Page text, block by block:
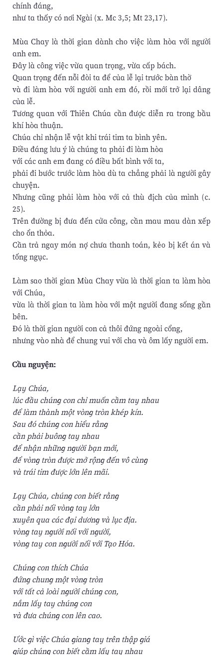
chính đáng,
như ta thấy có nơi Ngài (x. Mc 3,5; Mt 23,17).
Mùa Chay là thời gian dành cho việc làm hòa với người
anh em.
Đây là công việc vừa quan trọng, vừa cấp bách.
Quan trọng đến nỗi đòi ta để của lễ lại trước bàn thờ
và đi làm hòa với người anh em đó, rồi mới trở lại dâng
của lễ.
Tương quan với Thiên Chúa cần được diễn ra trong bầu
khí hòa thuận.
Chúa chỉ nhận lễ vật khi trái tim ta bình yên.
Điều đáng lưu ý là chúng ta phải đi làm hòa
với các anh em đang có điều bất bình với ta,
phải đi bước trước làm hòa dù ta chẳng phải là người gây
chuyện.
Nhưng cũng phải làm hòa với cả thù địch của mình (c.
25).
Trên đường bị đưa đến cửa công, cần mau mau dàn xếp
cho ổn thỏa.
Cần trả ngay món nợ chưa thanh toán, kẻo bị kết án và
tống ngục.
Làm sao thời gian Mùa Chay vừa là thời gian ta làm hòa
với Chúa,
vừa là thời gian ta làm hòa với một người đang sống gần
bên.
Đó là thời gian người con cả thôi đứng ngoài cổng,
nhưng vào nhà để chung vui với cha và ôm lấy người em.
Cầu nguyện:
Lạy Chúa,
lúc đầu chúng con chỉ muốn cầm tay nhau
để làm thành một vòng tròn khép kín.
Sau đó chúng con hiểu rằng
cần phải buông tay nhau
để nhận những người bạn mới,
để vòng tròn được mở rộng đến vô cùng
và trái tim được lớn lên mãi.
Lạy Chúa, chúng con biết rằng
cần phải nối vòng tay lớn
xuyên qua các đại dương và lục địa.
vòng tay người nối với người,
vòng tay con người nối với Tạo Hóa.
Chúng con thích Chúa
đứng chung một vòng tròn
với tất cả loài người chúng con,
nắm lấy tay chúng con
và đưa chúng con lên cao.
Ước gì việc Chúa giang tay trên thập giá
giúp chúng con biết cầm lấy tay nhau